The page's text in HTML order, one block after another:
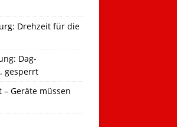
Drehzeit für die
Dag-
gesperrt
Geräte müssen